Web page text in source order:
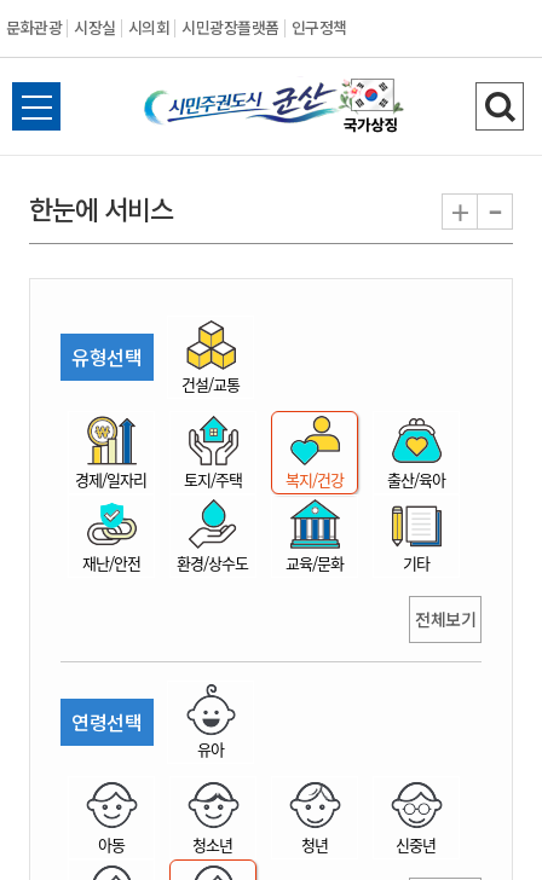
문화관광 시장실 시의회 시민광장플랫폼 인구정책
시
민
권
시
산
전
체
뉴
열
검
색
기
한눈에 서비스 + -
유형선택
건설/교통
경제/일자리 토지/주택 복지/건강 출산/육아
재난/안전 환경/상수도 교육/문화 기타
전체보기
연령선택
유아
아동 청소년 청년 신중년